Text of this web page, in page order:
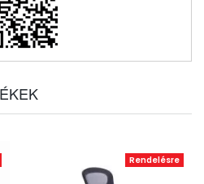
Rendelésre